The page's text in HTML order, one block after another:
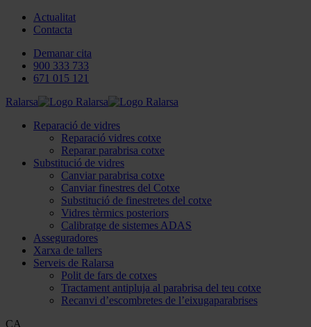
Actualitat
Contacta
Demanar cita
900 333 733
671 015 121
Ralarsa
Reparació de vidres
Reparació vidres cotxe
Reparar parabrisa cotxe
Substitució de vidres
Canviar parabrisa cotxe
Canviar finestres del Cotxe
Substitució de finestretes del cotxe
Vidres tèrmics posteriors
Calibratge de sistemes ADAS
Asseguradores
Xarxa de tallers
Serveis de Ralarsa
Polit de fars de cotxes
Tractament antipluja al parabrisa del teu cotxe
Recanvi d’escombretes de l’eixugaparabrises
CA